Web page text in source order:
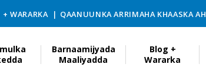
+ WARARKA QAANUUNKA ARRIMAHA KHAASKA AH
Barnaamijyada
Maaliyadda
Blog +
Wararka